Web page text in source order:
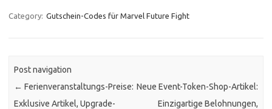
Category: Gutschein-Codes für Marvel Future Fight
Post navigation
← Ferienveranstaltungs-Preise:
Exklusive Artikel, Upgrade-
Neue Event-Token-Shop-Artikel:
Einzigartige Belohnungen,